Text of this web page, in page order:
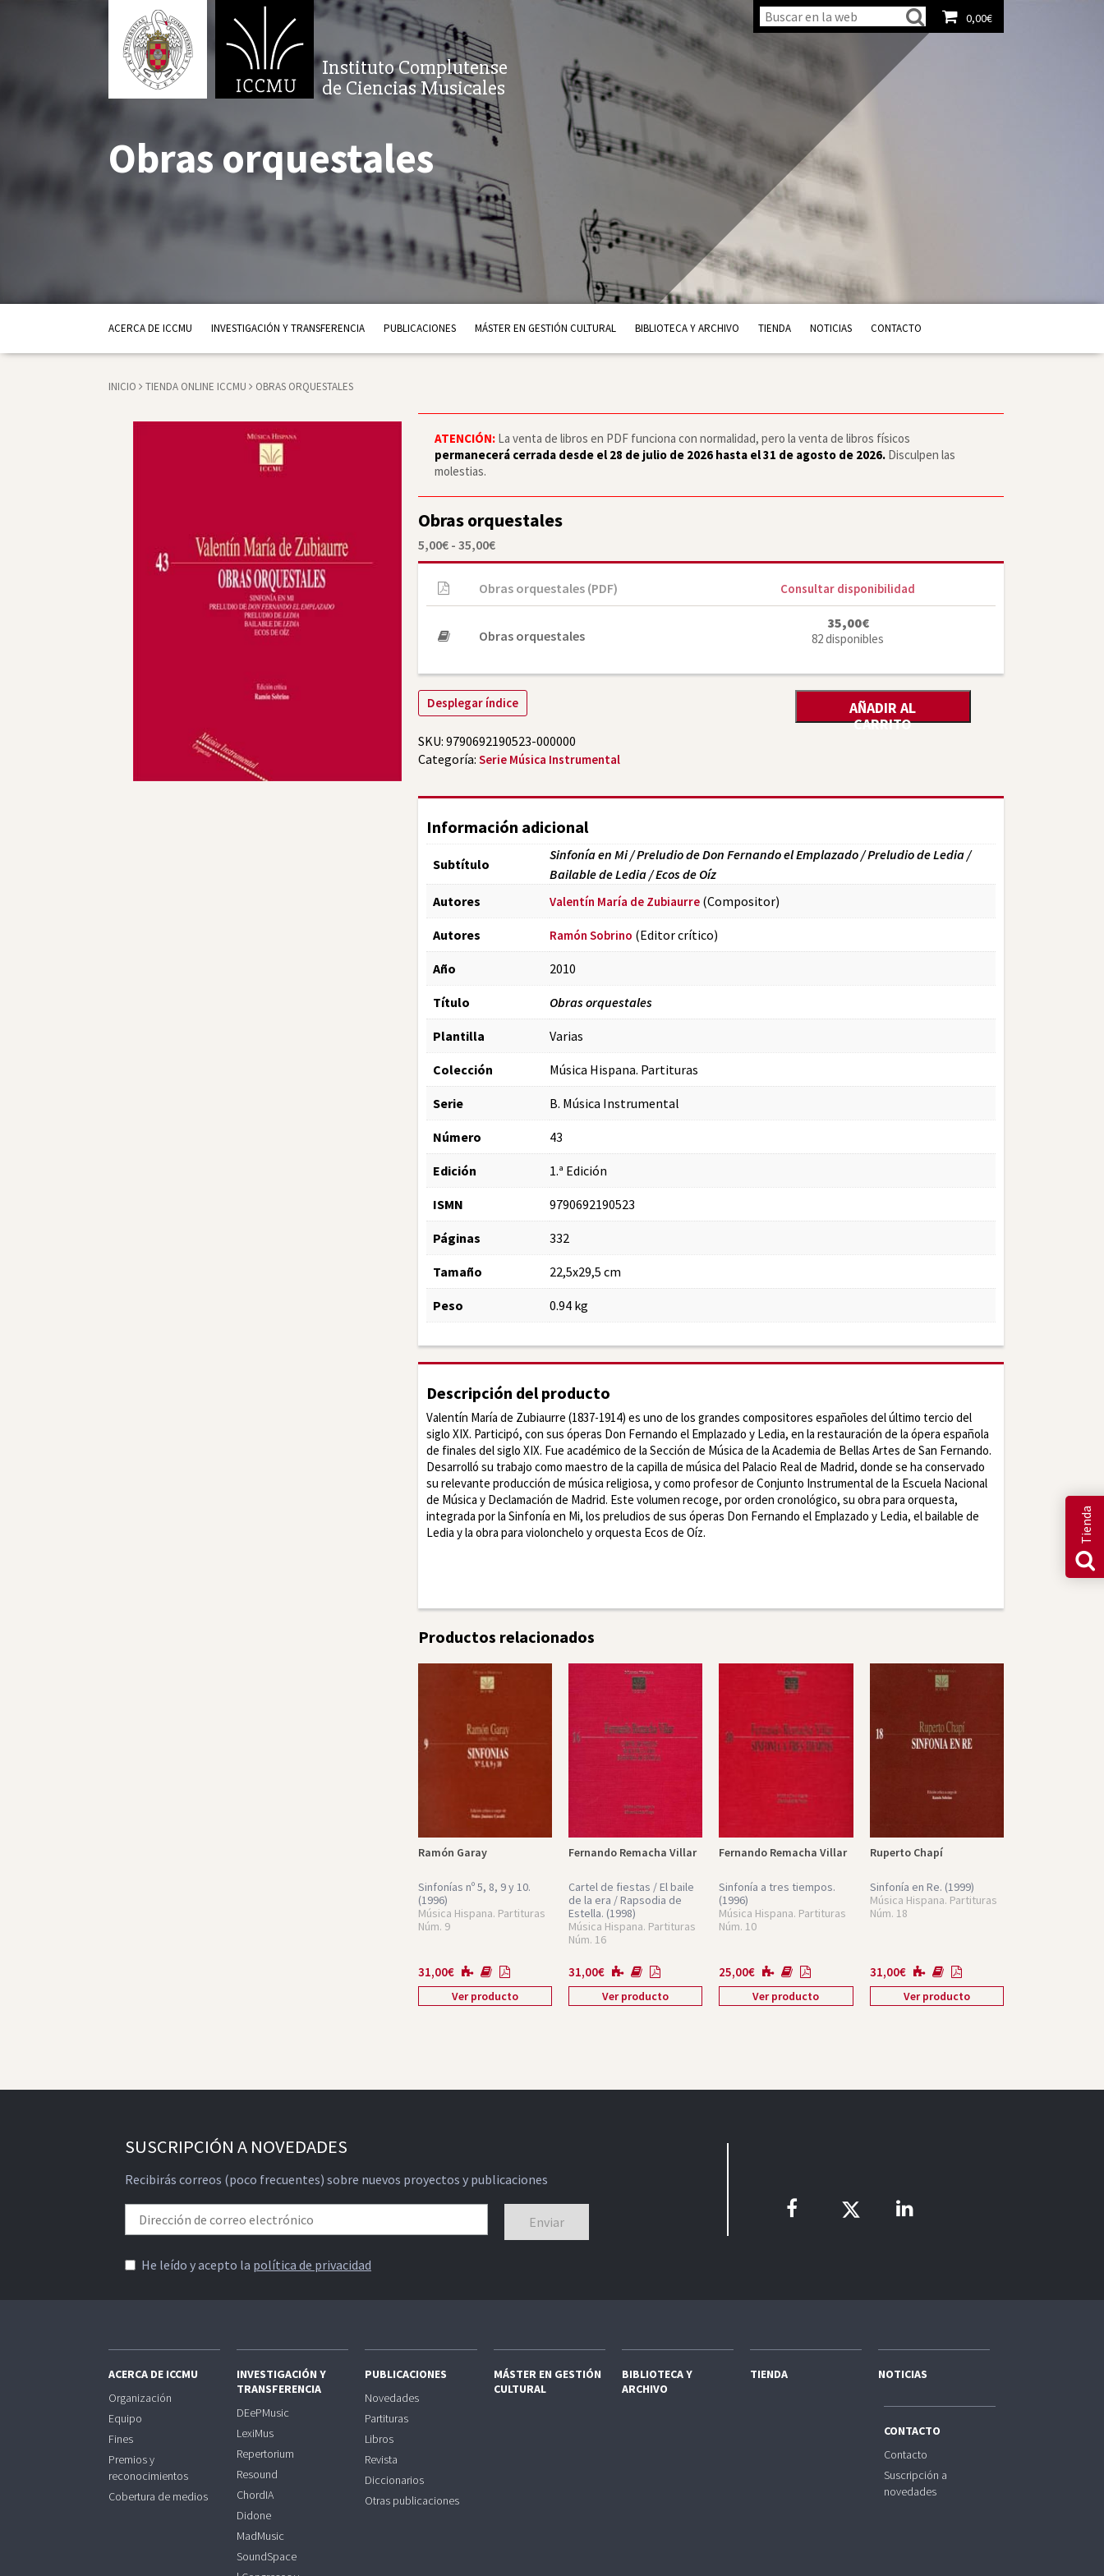
Instituto Complutense
de Ciencias Musicales
0,00€
Tienda
Obras orquestales
ACERCA DE ICCMU INVESTIGACIÓN Y TRANSFERENCIA PUBLICACIONES MÁSTER EN GESTIÓN CULTURAL BIBLIOTECA Y ARCHIVO TIENDA NOTICIAS CONTACTO
INICIO TIENDA ONLINE ICCMU OBRAS ORQUESTALES
ATENCIÓN: La venta de libros en PDF funciona con normalidad, pero la venta de libros físicos
permanecerá cerrada desde el 28 de julio de 2026 hasta el 31 de agosto de 2026.Disculpen las
molestias.
Obras orquestales
5,00€ - 35,00€Rango
de
desde
5,00€
hasta
Obras orquestales (PDF) Consultar disponibilidad
Obras orquestales
35,00€
82 disponibles
AÑADIR AL
CARRITO
Desplegar índice
SKU: 9790692190523-000000
Categoría: Serie Música Instrumental
Información adicional
Subtítulo
Sinfonía en Mi / Preludio de Don Fernando el Emplazado / Preludio de Ledia /
Bailable de Ledia / Ecos de Oíz
Autores
Valentín María de Zubiaurre(Compositor)
Autores Ramón Sobrino (Editor crítico)
Año 2010
Título Obras orquestales
Plantilla Varias
Colección Música Hispana. Partituras
Serie B. Música Instrumental
Número 43
Edición 1.ª Edición
ISMN 9790692190523
Páginas 332
Tamaño 22,5x29,5 cm
Peso 0.94 kg
Descripción del producto
Valentín María de Zubiaurre (1837-1914) es uno de los grandes compositores españoles del último tercio del
siglo XIX. Participó, con sus óperas Don Fernando el Emplazado y Ledia, en la restauración de la ópera española
de finales del siglo XIX. Fue académico de la Sección de Música de la Academia de Bellas Artes de San Fernando.
Desarrolló su trabajo como maestro de la capilla de música del Palacio Real de Madrid, donde se ha conservado
su relevante producción de música religiosa, y como profesor de Conjunto Instrumental de la Escuela Nacional
de Música y Declamación de Madrid. Este volumen recoge, por orden cronológico, su obra para orquesta,
integrada por la Sinfonía en Mi, los preludios de sus óperas Don Fernando el Emplazado y Ledia, el bailable de
Ledia y la obra para violonchelo y orquesta Ecos de Oíz.
Productos relacionados
Ramón Garay
Sinfonías nº 5, 8, 9 y 10.
(1996)
Música Hispana. Partituras
Núm. 9
31,00€
Ver producto
Fernando Remacha Villar
Cartel de fiestas / El baile
de la era / Rapsodia de
Estella. (1998)
Música Hispana. Partituras
Núm. 16
31,00€
Ver producto
Fernando Remacha Villar
Sinfonía a tres tiempos.
(1996)
Música Hispana. Partituras
Núm. 10
25,00€
Ver producto
Ruperto Chapí
Sinfonía en Re. (1999)
Música Hispana. Partituras
Núm. 18
31,00€
Ver producto
SUSCRIPCIÓN A NOVEDADES
Recibirás correos (poco frecuentes) sobre nuevos proyectos y publicaciones
He leído y acepto la política de privacidad
ACERCA DE ICCMU
Organización
Equipo
Fines
Premios y
reconocimientos
Cobertura de medios
INVESTIGACIÓN Y
TRANSFERENCIA
DEePMusic
LexiMus
Repertorium
Resound
ChordIA
Didone
MadMusic
SoundSpace
PUBLICACIONES
Novedades
Partituras
Libros
Revista
Diccionarios
Otras publicaciones
MÁSTER EN GESTIÓN
CULTURAL
BIBLIOTECA Y
ARCHIVO
TIENDA NOTICIAS
CONTACTO
Contacto
Suscripción a
novedades